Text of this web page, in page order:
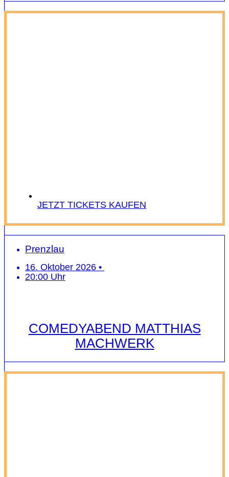
JETZT TICKETS KAUFEN
Prenzlau
16. Oktober 2026 •
20:00 Uhr
COMEDYABEND MATTHIAS
MACHWERK